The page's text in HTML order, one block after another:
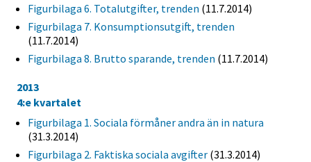
Figurbilaga 6. Totalutgifter, trenden (11.7.2014)
Figurbilaga 7. Konsumptionsutgift, trenden
(11.7.2014)
Figurbilaga 8. Brutto sparande, trenden (11.7.2014)
2013
4:e kvartalet
Figurbilaga 1. Sociala förmåner andra än in natura
(31.3.2014)
Figurbilaga 2. Faktiska sociala avgifter (31.3.2014)